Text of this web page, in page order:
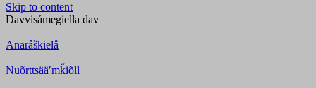
Skip to content
Davvisámegiella dav
Anarâškielâ
Nuõrttsääʹmǩiõll